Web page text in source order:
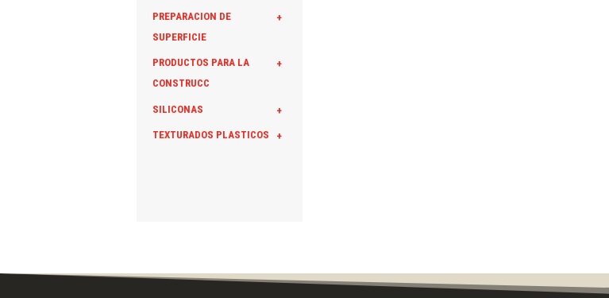
+
PREPARACION DE
SUPERFICIE
+
PRODUCTOS PARA LA
CONSTRUCC
+
SILICONAS
+
TEXTURADOS PLASTICOS